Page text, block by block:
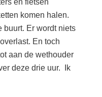
komen halen.
buurt. Er wordt niets
En toch
aan de wethouder
deze drie uur.
Ik